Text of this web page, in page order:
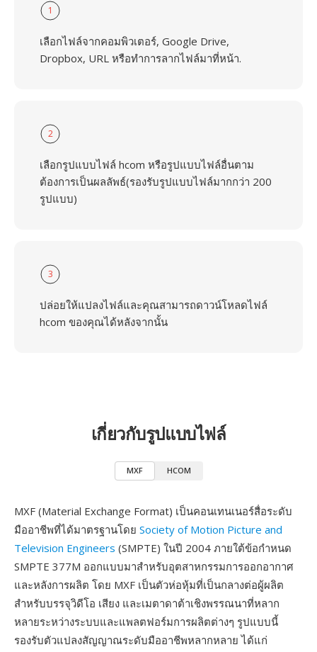
1
เลือกไฟล์จากคอมพิวเตอร์, Google Drive,
Dropbox, URL หรือทำการลากไฟล์มาที่หน้า.
2
เลือกรูปแบบไฟล์ hcom หรือรูปแบบไฟล์อื่นตาม
ต้องการเป็นผลลัพธ์(รองรับรูปแบบไฟล์มากกว่า 200
รูปแบบ)
3
ปล่อยให้แปลงไฟล์และคุณสามารถดาวน์โหลดไฟล์
hcom ของคุณได้หลังจากนั้น
เกี่ยวกับรูปแบบไฟล์
MXF HCOM
MXF (Material Exchange Format) เป็นคอนเทนเนอร์สื่อระดับ
มืออาชีพที่ได้มาตรฐานโดย Society of Motion Picture and
Television Engineers (SMPTE) ในปี 2004 ภายใต้ข้อกำหนด
SMPTE 377M ออกแบบมาสำหรับอุตสาหกรรมการออกอากาศ
และหลังการผลิต โดย MXF เป็นตัวห่อหุ้มที่เป็นกลางต่อผู้ผลิต
สำหรับบรรจุวิดีโอ เสียง และเมตาดาต้าเชิงพรรณนาที่หลาก
หลายระหว่างระบบและแพลตฟอร์มการผลิตต่างๆ รูปแบบนี้
รองรับตัวแปลงสัญญาณระดับมืออาชีพหลากหลาย ได้แก่